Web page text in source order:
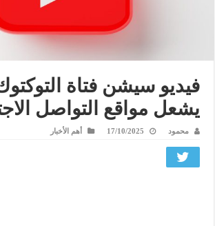
فيديو سيشن فتاة
يشعل مواقع التواصل
محمود 17/10/2025 أهم الأخبار